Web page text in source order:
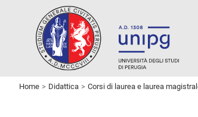
Home Didattica Corsi di laurea e laurea